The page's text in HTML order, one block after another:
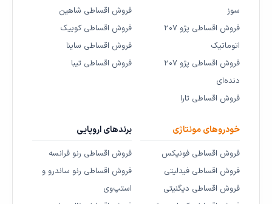
سوز
فروش اقساطی پژو ۲۰۷
اتوماتیک
فروش اقساطی پژو ۲۰۷
دنده‌ای
فروش اقساطی تارا
فروش اقساطی شاهین
فروش اقساطی کوییک
فروش اقساطی ساینا
فروش اقساطی تیبا
خودروهای مونتاژی
فروش اقساطی فونیکس
فروش اقساطی فیدلیتی
فروش اقساطی دیگنیتی
برندهای اروپایی
فروش اقساطی رنو فرانسه
فروش اقساطی رنو ساندرو و
استپ‌وی